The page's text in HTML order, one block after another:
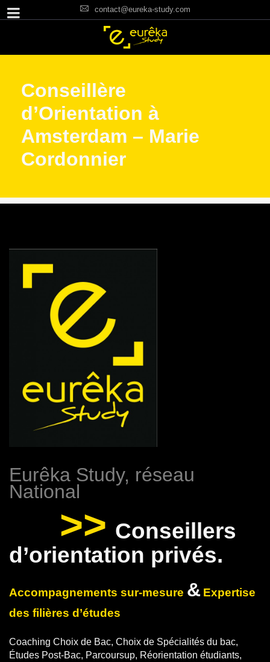
contact@eureka-study.com
Conseillère
d’Orientation à
Amsterdam – Marie
Cordonnier
Eurêka Study, réseau
National
>> Conseillers
d’orientation privés.
Accompagnements sur-mesure & Expertise
des filières d’études
Coaching Choix de Bac, Choix de Spécialités du bac,
Études Post-Bac, Parcoursup, Réorientation étudiants,